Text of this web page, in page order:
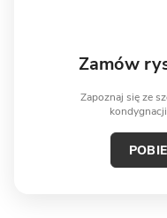
Zamów
Zapoznaj się ze